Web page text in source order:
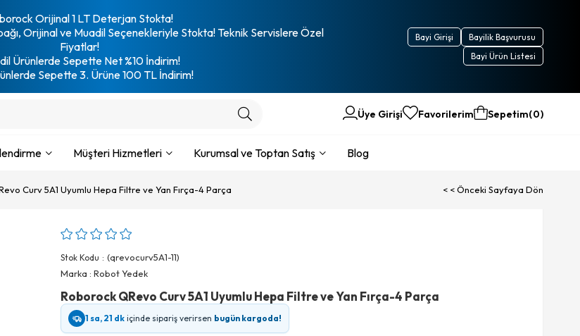
Orijinal 1 LT Deterjan Stokta!
Orijinal ve Muadil Seçenekleriyle Stokta! Teknik Servislere Özel
Fiyatlar!
Ürünlerde Sepette Net %10 İndirim!
Sepette 3. Ürüne 100 TL İndirim!
Bayilik Başvurusu
Bayi Girişi
Bayi Ürün Listesi
Üye Girişi Favorilerim Sepetim 0
Müşteri Hizmetleri Kurumsal ve Toptan Satış Blog
Curv 5A1 Uyumlu Hepa Filtre ve Yan Fırça-4 Parça < < Önceki Sayfaya Dön
Stok Kodu
(qrevocurv5A1-11)
Marka : Robot Yedek
Roborock QRevo Curv 5A1 Uyumlu Hepa Filtre ve Yan Fırça-4 Parça
1 sa, 21 dk içinde sipariş verirsen bugün kargoda!